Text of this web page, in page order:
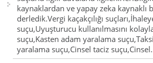
kaynaklardan ve yapay zeka kaynaklı
derledik.Vergi kaçakçılığı
suçu,Uyuşturucu kullanılmasını
suçu,Kasten adam yaralama
yaralama suçu,Cinsel taciz